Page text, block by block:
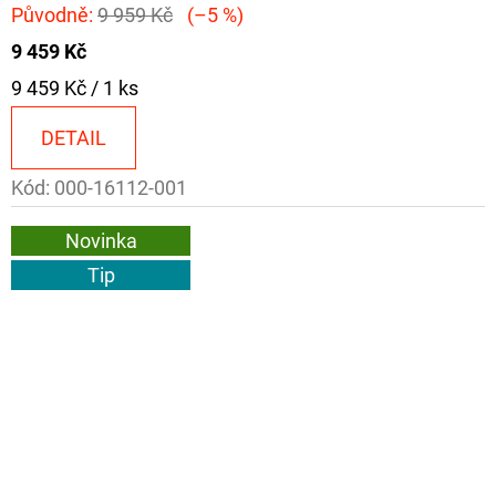
Původně: 9 959 Kč
(–5 %)
9 459 Kč
Měrná
9 459 Kč / 1 ks
DETAIL
Kód: 000-16112-001
Novinka
Tip